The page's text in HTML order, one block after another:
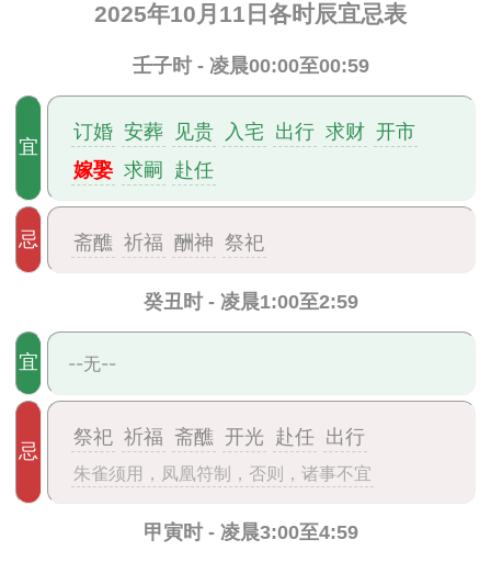
2025年10月11日各时辰宜忌表
壬子时 - 凌晨00:00至00:59
宜
订婚 安葬 见贵 入宅 出行 求财 开市
嫁娶 求嗣 赴任
忌 斋醮 祈福 酬神 祭祀
癸丑时 - 凌晨1:00至2:59
宜 --无--
忌
祭祀 祈福 斋醮 开光 赴任 出行
朱雀须用，凤凰符制，否则，诸事不宜
甲寅时 - 凌晨3:00至4:59